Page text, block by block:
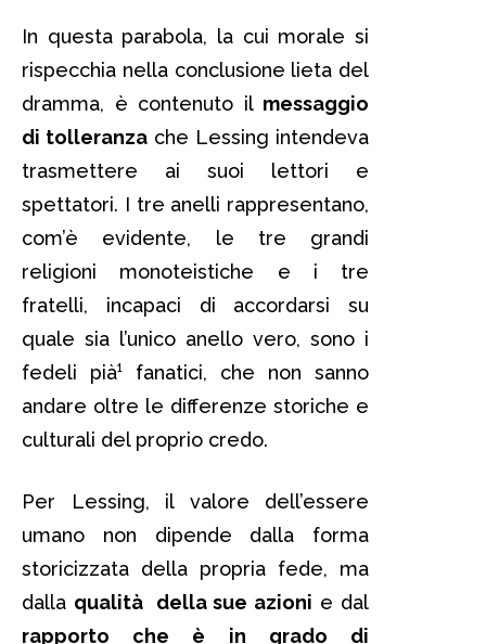
In questa parabola, la cui morale si
rispecchia nella conclusione lieta del
dramma, è contenuto ilmessaggio
di tolleranza che Lessing intendeva
trasmettere ai suoi lettori e
spettatori. I tre anelli rappresentano,
com’è evidente, le tre grandi
religioni monoteistiche e i tre
fratelli, incapaci di accordarsi su
quale sia l’unico anello vero, sono i
fedeli pià¹ fanatici, che non sanno
andare oltre le differenze storiche e
culturali del proprio credo.
Per Lessing, il valore dell’essere
umano non dipende dalla forma
storicizzata della propria fede, ma
dalla qualità della sue azioni e dal
rapporto che è in grado di